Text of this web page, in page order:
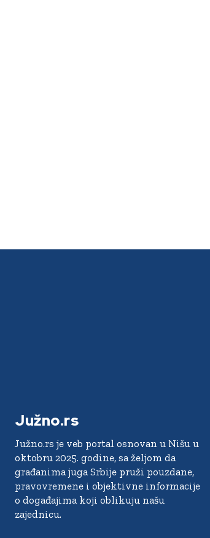
Južno.rs
Južno.rs je veb portal osnovan u Nišu u
oktobru 2025. godine, sa željom da
građanima juga Srbije pruži pouzdane,
pravovremene i objektivne informacije
o događajima koji oblikuju našu
zajednicu.